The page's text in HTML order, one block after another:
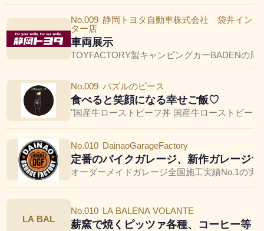
No.009 静岡トヨタ自動車株式会社 袋井イン
ター店
車両展示
TOYFACTORY製キャンピングカーBADENの
No.009 パズルのピース
食べると笑顔になる幸せご飯♡
"国産牛ローストビーフ丼 国産牛ローストビー
No.010 DainaoGarageFactory
定番のバイクガレージ、新作ガレージ
オーダーメイドガレージ全国施工実績No.1の実
LA BAL
No.010 LA BALENA VOLANTE
薪窯で焼くピッツァ各種、コーヒー等